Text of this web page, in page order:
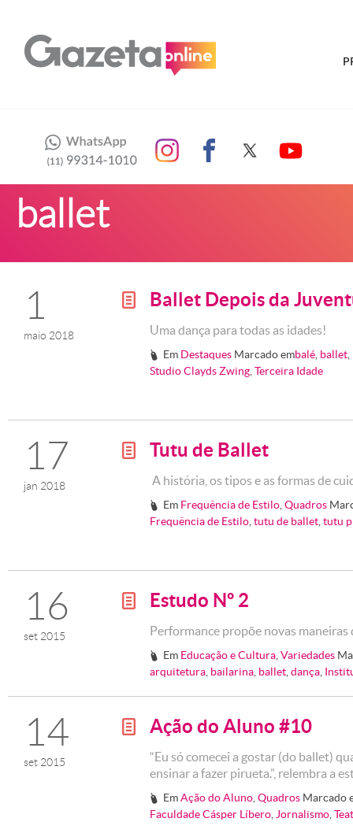
ballet
1
maio 2018
g Ballet Depois da
Uma dança para todas as idades!
# Em Destaques Marcado embalé ballet
Studio Clayds Zwing Terceira Idade
17
jan 2018
g Tutu de Ballet
A história, os tipos e as formas de
# Em Frequência de Estilo ,Quadros
Frequência de Estilo tutu de ballet tutu
16
set 2015
g Estudo Nº 2
Performance propõe novas
# Em Educação e Cultura ,Variedades
arquitetura bailarina ballet dança
14
set 2015
g Ação do Aluno #10
“Eu só comecei a gostar (do ballet)
ensinar a fazer pirueta.”, relembra a
# EmAção do Aluno ,Quadros Marcado
Faculdade Cásper Líbero Jornalismo